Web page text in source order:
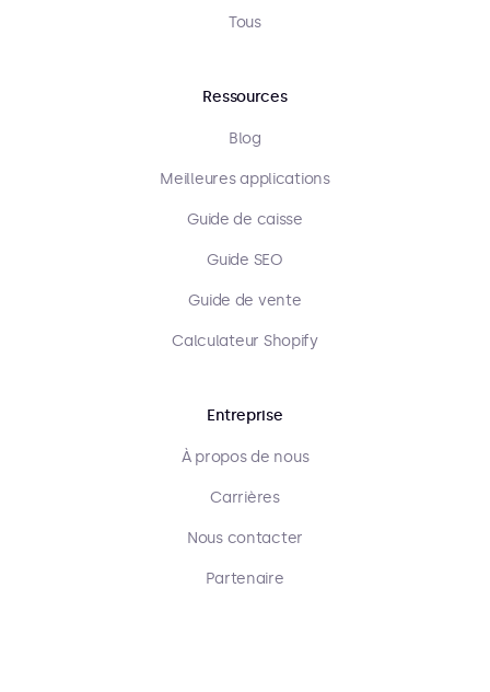
Tous
Ressources
Blog
Meilleures applications
Guide de caisse
Guide SEO
Guide de vente
Calculateur Shopify
Entreprise
À propos de nous
Carrières
Nous contacter
Partenaire